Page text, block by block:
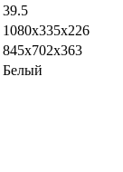
39.5
1080x335x226
845x702x363
Белый